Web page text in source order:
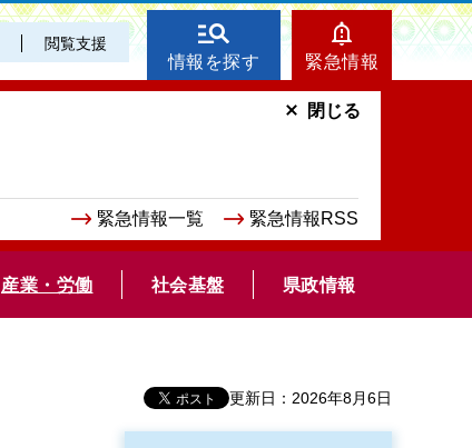
閲覧支援
情報を探す 緊急情報
緊急情報一覧 緊急情報RSS
閉じる
産業・労働 社会基盤 県政情報
更新日：2026年8月6日